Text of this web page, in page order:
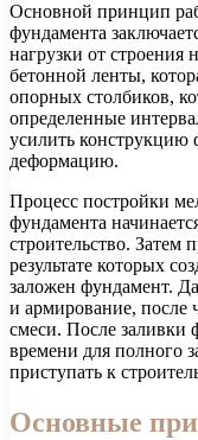
Основной принцип
фундамента
нагрузки от строения
бетонной ленты,
опорных столбиков,
определенные
усилить конструкцию
деформацию.
Процесс постройки
фундамента
строительство. Затем
результате которых
заложен фундамент.
и армирование, после
смеси. После заливки
времени для полного
приступать к
Основные